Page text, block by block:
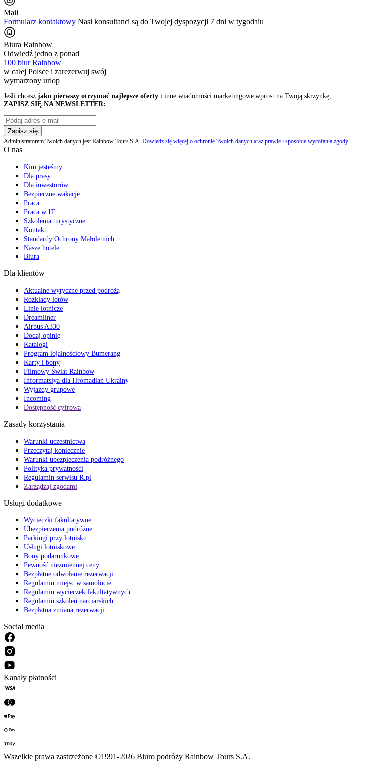
Mail
Formularz kontaktowy Nasi konsultanci są do Twojej dyspozycji 7 dni w tygodniu
Biura Rainbow
Odwiedź jedno z ponad
100 biur Rainbow
w całej Polsce i zarezerwuj swój
wymarzony urlop
Jeśli chcesz jako pierwszy otrzymać najlepsze oferty i inne wiadomości marketingowe wprost na Twoją skrzynkę,
ZAPISZ SIĘ NA NEWSLETTER:
Zapisz się
Administratorem Twoich danych jest Rainbow Tours S.A. Dowiedz się więcej o ochronie Twoich danych oraz prawie i sposobie wycofania zgody.
O nas
Kim jesteśmy
Dla prasy
Dla inwestorów
Bezpieczne wakacje
Praca
Praca w IT
Szkolenia turystyczne
Kontakt
Standardy Ochrony Małoletnich
Nasze hotele
Biura
Dla klientów
Aktualne wytyczne przed podróżą
Rozkłady lotów
Linie lotnicze
Dreamliner
Airbus A330
Dodaj opinię
Katalogi
Program lojalnościowy Bumerang
Karty i bony
Filmowy Świat Rainbow
Informatsiya dla Hromadian Ukrainy
Wyjazdy grupowe
Incoming
Dostępność cyfrowa
Zasady korzystania
Warunki uczestnictwa
Przeczytaj koniecznie
Warunki ubezpieczenia podróżnego
Polityka prywatności
Regulamin serwisu R.pl
Zarządzaj zgodami
Usługi dodatkowe
Wycieczki fakultatywne
Ubezpieczenia podróżne
Parkingi przy lotnisku
Usługi lotniskowe
Bony podarunkowe
Pewność niezmiennej ceny
Bezpłatne odwołanie rezerwacji
Regulamin miejsc w samolocie
Regulamin wycieczek fakultatywnych
Regulamin szkoleń narciarskich
Bezpłatna zmiana rezerwacji
Social media
Kanały płatności
Wszelkie prawa zastrzeżone ©1991-2026 Biuro podróży Rainbow Tours S.A.